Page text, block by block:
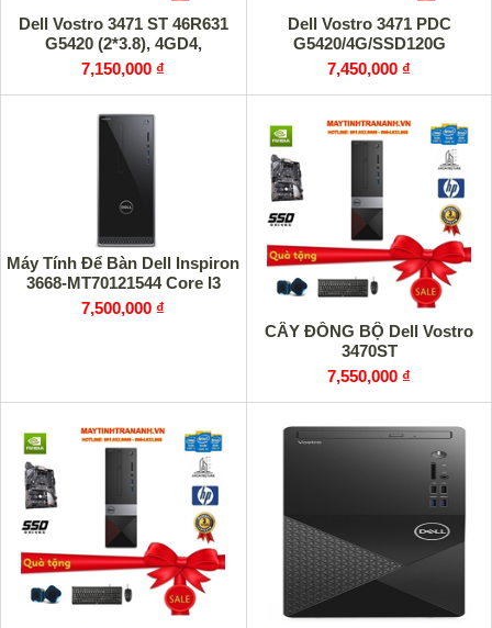
Dell Vostro 3471 ST 46R631
G5420 (2*3.8), 4GD4,
7,150,000 ₫
Dell Vostro 3471 PDC
G5420/4G/SSD120G
7,450,000 ₫
Máy Tính Để Bàn Dell Inspiron
3668-MT70121544 Core I3
7,500,000 ₫
CÂY ĐỒNG BỘ Dell Vostro
3470ST
7,550,000 ₫